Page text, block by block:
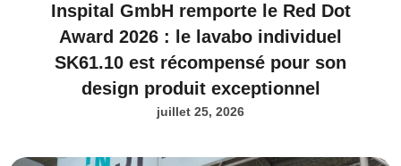
Inspital GmbH remporte le Red Dot
Award 2026 : le lavabo individuel
SK61.10 est récompensé pour son
design produit exceptionnel
juillet 25, 2026